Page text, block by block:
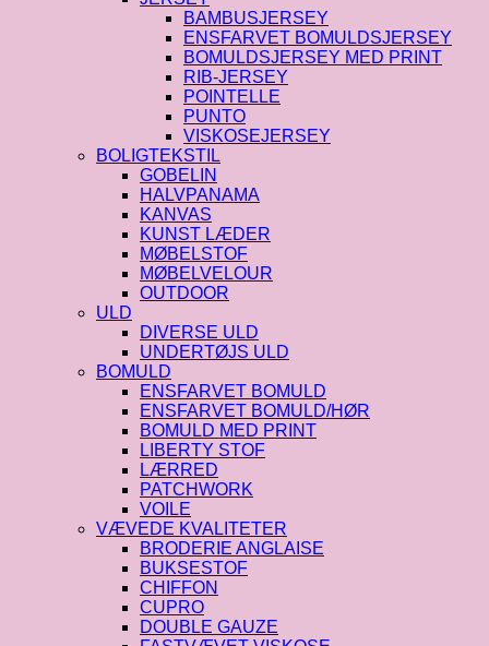
BAMBUSJERSEY
ENSFARVET BOMULDSJERSEY
BOMULDSJERSEY MED PRINT
RIB-JERSEY
POINTELLE
PUNTO
VISKOSEJERSEY
BOLIGTEKSTIL
GOBELIN
HALVPANAMA
KANVAS
KUNST LÆDER
MØBELSTOF
MØBELVELOUR
OUTDOOR
ULD
DIVERSE ULD
UNDERTØJS ULD
BOMULD
ENSFARVET BOMULD
ENSFARVET BOMULD/HØR
BOMULD MED PRINT
LIBERTY STOF
LÆRRED
PATCHWORK
VOILE
VÆVEDE KVALITETER
BRODERIE ANGLAISE
BUKSESTOF
CHIFFON
CUPRO
DOUBLE GAUZE